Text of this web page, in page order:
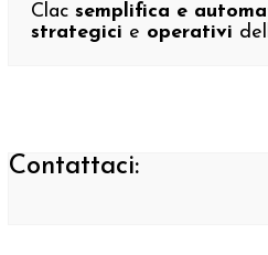
Clac semplifica e
strategici e operativi
Contattaci: